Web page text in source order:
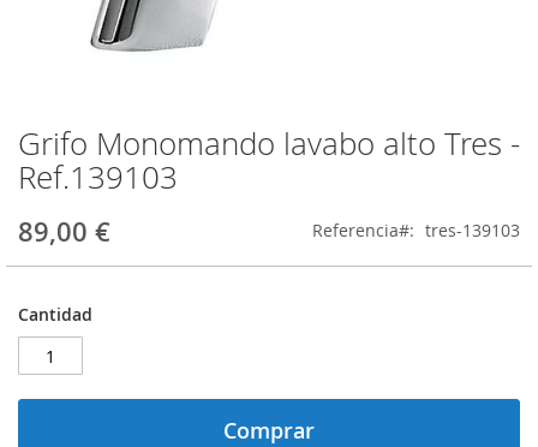
Grifo Monomando lavabo alto Tres -
Ref.139103
89,00 € Referencia tres-139103
Cantidad
Comprar
Saltar
al
comienzo
la
imágenes